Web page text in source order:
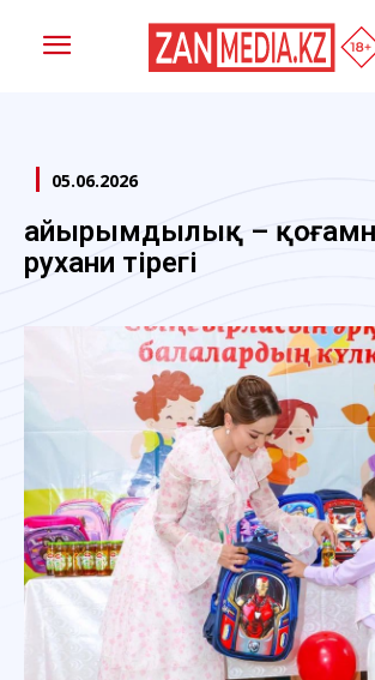
05.06.2026
Қайырымдылық –
рухани тірегі